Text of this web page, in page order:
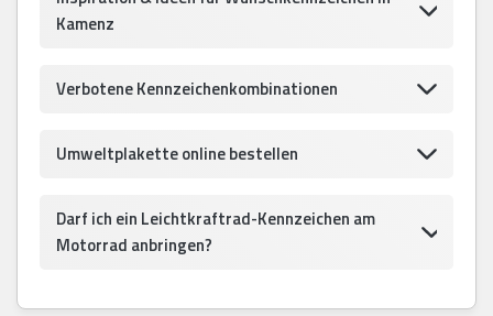
Kamenz
Verbotene Kennzeichenkombinationen
Umweltplakette online bestellen
Darf ich ein Leichtkraftrad-Kennzeichen am
Motorrad anbringen?